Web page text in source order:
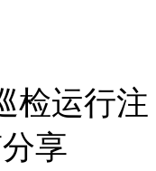
检运行注
享